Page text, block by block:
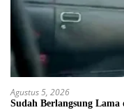
Agustus 5, 2026
Sudah Berlangsung